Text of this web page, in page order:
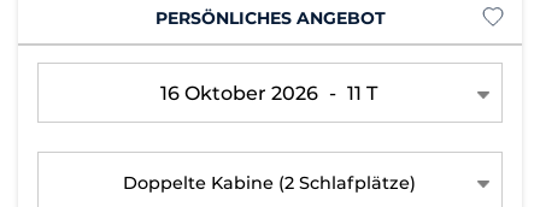
PERSÖNLICHES ANGEBOT
16 Oktober 2026 - 11 T
Doppelte Kabine (2 Schlafplätze)